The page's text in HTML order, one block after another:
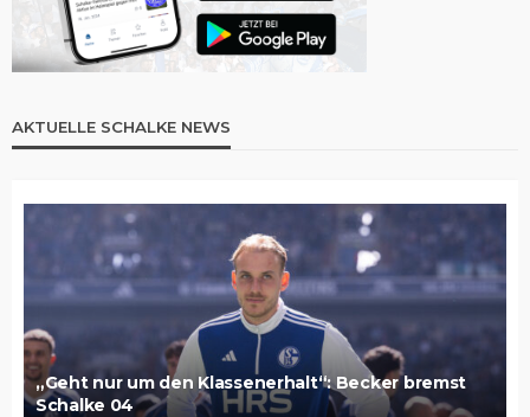
AKTUELLE SCHALKE NEWS
„Geht nur um den Klassenerhalt“: Becker bremst
Schalke 04